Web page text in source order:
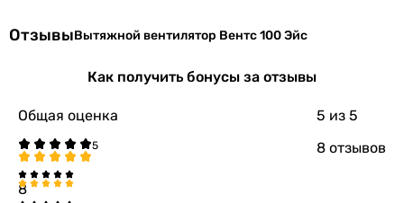
ОтзывыВытяжной вентилятор Вентс 100 Эйс
Как получить бонусы за отзывы
Общая оценка 5 из 5
8 отзывов
8